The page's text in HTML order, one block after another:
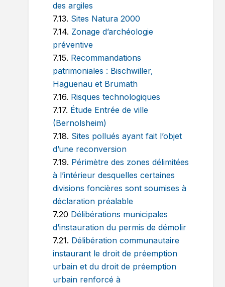
des argiles
7.13. Sites Natura 2000
7.14. Zonage d’archéologie
préventive
7.15. Recommandations
patrimoniales : Bischwiller,
Haguenau et Brumath
7.16. Risques technologiques
7.17. Étude Entrée de ville
(Bernolsheim)
7.18. Sites pollués ayant fait l’objet
d’une reconversion
7.19. Périmètre des zones délimitées
à l’intérieur desquelles certaines
divisions foncières sont soumises à
déclaration préalable
7.20 Délibérations municipales
d’instauration du permis de démolir
7.21. Délibération communautaire
instaurant le droit de préemption
urbain et du droit de préemption
urbain renforcé à